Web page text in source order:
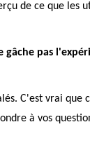
de ce que les
gâche pas
C'est vrai que
à vos